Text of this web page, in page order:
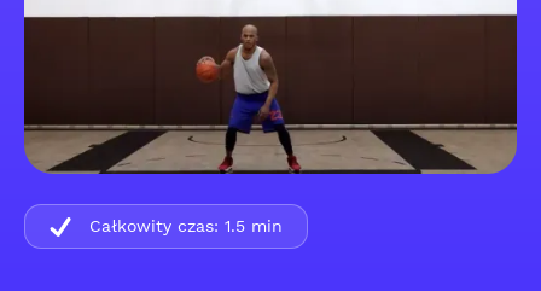
Całkowity czas: 1.5 min